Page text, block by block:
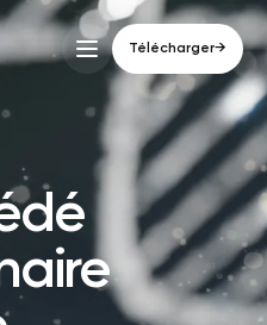
Télécharger→